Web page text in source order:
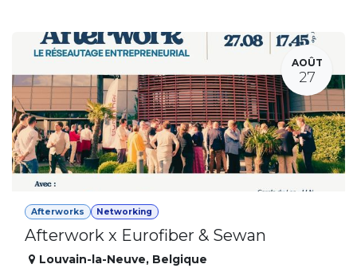
AOÛT
27
Afterworks Networking
Afterwork x Eurofiber & Sewan
Louvain-la-Neuve, Belgique